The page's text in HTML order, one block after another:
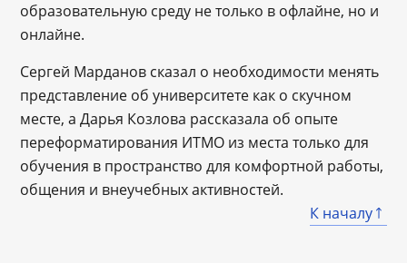
образовательную среду не только в офлайне, но и
онлайне.
Сергей Марданов сказал о необходимости менять
представление об университете как о скучном
месте, а Дарья Козлова рассказала об опыте
переформатирования ИТМО из места только для
обучения в пространство для комфортной работы,
общения и внеучебных активностей.
К началу